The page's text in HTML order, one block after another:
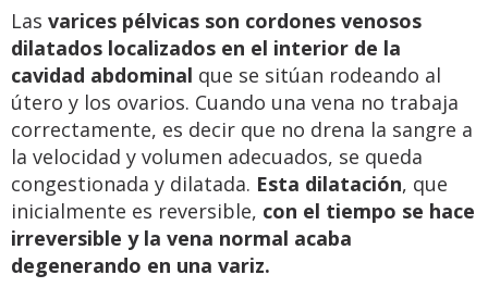
Las varices pélvicas son cordones venosos
dilatados localizados en el interior de la
cavidad abdominal que se sitúan rodeando al
útero y los ovarios. Cuando una vena no trabaja
correctamente, es decir que no drena la sangre a
la velocidad y volumen adecuados, se queda
congestionada y dilatada. Esta dilatación, que
inicialmente es reversible, con el tiempo se hace
irreversible y la vena normal acaba
degenerando en una variz.